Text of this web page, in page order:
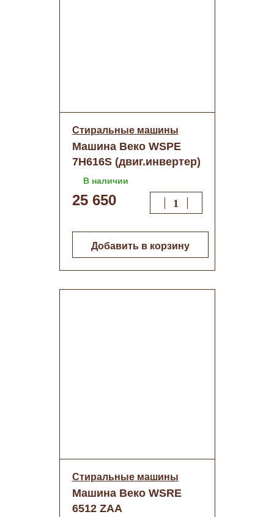
Стиральные машины
Машина Веко WSPE
7H616S (двиг.инвертер)
В наличии
25 650
Добавить в корзину
Стиральные машины
Машина Веко WSRE
6512 ZAA